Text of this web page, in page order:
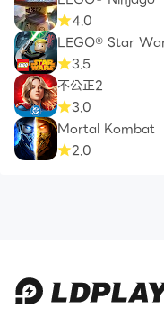
4.0
3.5
不公正2
3.0
Mortal Kombat
2.0